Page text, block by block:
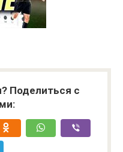
Поделиться с